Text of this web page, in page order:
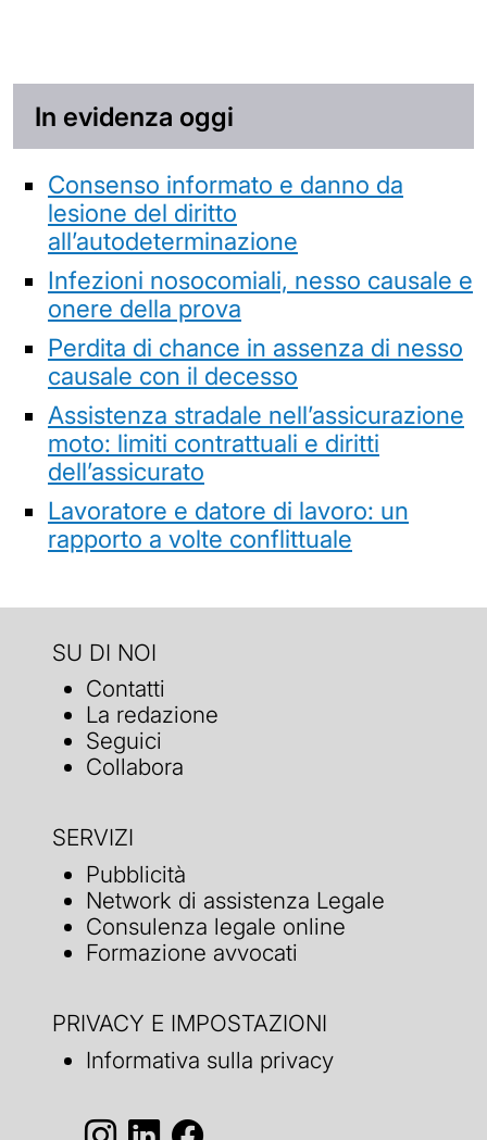
In evidenza oggi
Consenso informato e danno da
lesione del diritto
all’autodeterminazione
Infezioni nosocomiali, nesso causale e
onere della prova
Perdita di chance in assenza di nesso
causale con il decesso
Assistenza stradale nell’assicurazione
moto: limiti contrattuali e diritti
dell’assicurato
Lavoratore e datore di lavoro: un
rapporto a volte conflittuale
SU DI NOI
Contatti
La redazione
Seguici
Collabora
SERVIZI
Pubblicità
Network di assistenza Legale
Consulenza legale online
Formazione avvocati
PRIVACY E IMPOSTAZIONI
Informativa sulla privacy